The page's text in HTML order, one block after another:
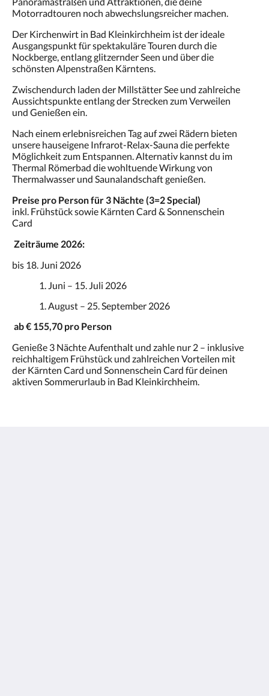
Motorradtouren noch abwechslungsreicher machen.
Der Kirchenwirt in Bad Kleinkirchheim ist der ideale
Ausgangspunkt für spektakuläre Touren durch die
Nockberge, entlang glitzernder Seen und über die
schönsten Alpenstraßen Kärntens.
Zwischendurch laden der Millstätter See und zahlreiche
Aussichtspunkte entlang der Strecken zum Verweilen
und Genießen ein.
Nach einem erlebnisreichen Tag auf zwei Rädern bieten
unsere hauseigene Infrarot-Relax-Sauna die perfekte
Möglichkeit zum Entspannen. Alternativ kannst du im
Thermal Römerbad die wohltuende Wirkung von
Thermalwasser und Saunalandschaft genießen.
Preise pro Person für 3 Nächte (3=2 Special)
inkl. Frühstück sowie Kärnten Card & Sonnenschein
Card
Zeiträume 2026:
bis 18. Juni 2026
Juni – 15. Juli 2026
August – 25. September 2026
ab € 155,70 pro Person
Genieße 3 Nächte Aufenthalt und zahle nur 2 – inklusive
reichhaltigem Frühstück und zahlreichen Vorteilen mit
der Kärnten Card und Sonnenschein Card für deinen
aktiven Sommerurlaub in Bad Kleinkirchheim.